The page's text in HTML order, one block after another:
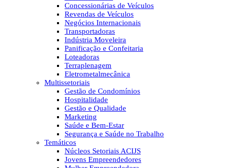
Concessionárias de Veículos
Revendas de Veículos
Negócios Internacionais
Transportadoras
Indústria Moveleira
Panificação e Confeitaria
Loteadoras
Terraplenagem
Eletrometalmecânica
Multissetoriais
Gestão de Condomínios
Hospitalidade
Gestão e Qualidade
Marketing
Saúde e Bem-Estar
Segurança e Saúde no Trabalho
Temáticos
Núcleos Setoriais ACIJS
Jovens Empreendedores